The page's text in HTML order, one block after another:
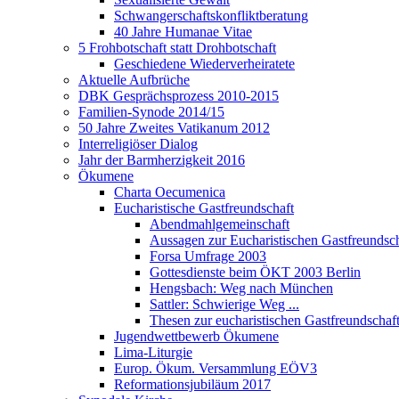
Schwangerschaftskonfliktberatung
40 Jahre Humanae Vitae
5 Frohbotschaft statt Drohbotschaft
Geschiedene Wiederverheiratete
Aktuelle Aufbrüche
DBK Gesprächsprozess 2010-2015
Familien-Synode 2014/15
50 Jahre Zweites Vatikanum 2012
Interreligiöser Dialog
Jahr der Barmherzigkeit 2016
Ökumene
Charta Oecumenica
Eucharistische Gastfreundschaft
Abendmahlgemeinschaft
Aussagen zur Eucharistischen
Forsa Umfrage 2003
Gottesdienste beim ÖKT 2003 Berlin
Hengsbach: Weg nach München
Sattler: Schwierige Weg ...
Thesen zur eucharistischen Gastfreundschaft
Jugendwettbewerb Ökumene
Lima-Liturgie
Europ. Ökum. Versammlung EÖV3
Reformationsjubiläum 2017